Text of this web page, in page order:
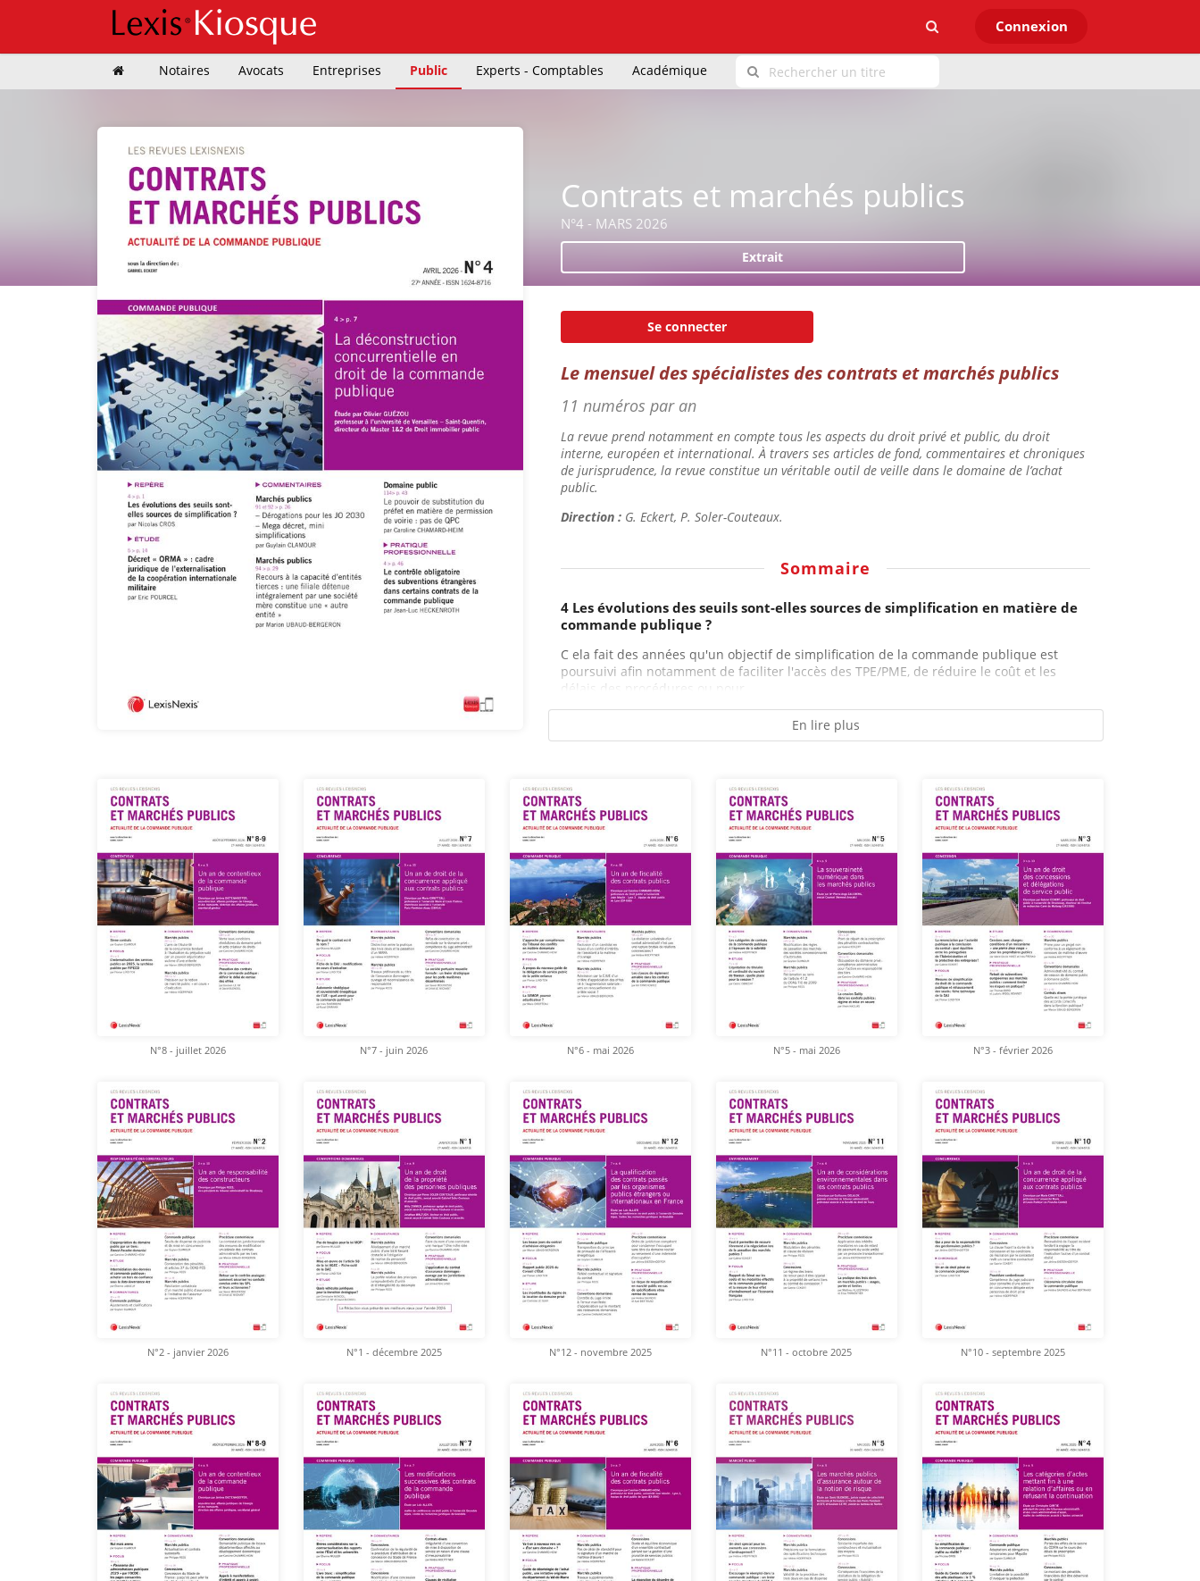
Connexion
Notaires Avocats Entreprises Public Experts - Comptables Académique
Contrats et marchés publics
N°4 - MARS 2026
Extrait
Se connecter
Le mensuel des spécialistes des contrats et marchés publics
11 numéros par an
La revue prend notamment en compte tous les aspects du droit privé et public, du droit
interne, européen et international. À travers ses articles de fond, commentaires et chroniques
de jurisprudence, la revue constitue un véritable outil de veille dans le domaine de l’achat
public.
Direction :G. Eckert, P. Soler-Couteaux.
Sommaire
4 Les évolutions des seuils sont-elles sources de simplification en matière de
commande publique ?
C ela fait des années qu'un objectif de simplification de la commande publique est
poursuivi afin notamment de faciliter l'accès des TPE/PME, de réduire le coût et les
délais des procédures ou pour...
En lire plus
N°8 - juillet 2026 N°7 - juin 2026 N°6 - mai 2026 N°5 - mai 2026 N°3 - février 2026
N°2 - janvier 2026 N°1 - décembre 2025 N°12 - novembre 2025 N°11 - octobre 2025 N°10 - septembre 2025